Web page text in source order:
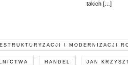
takich […]
I MODERNIZACJI
HANDEL JAN